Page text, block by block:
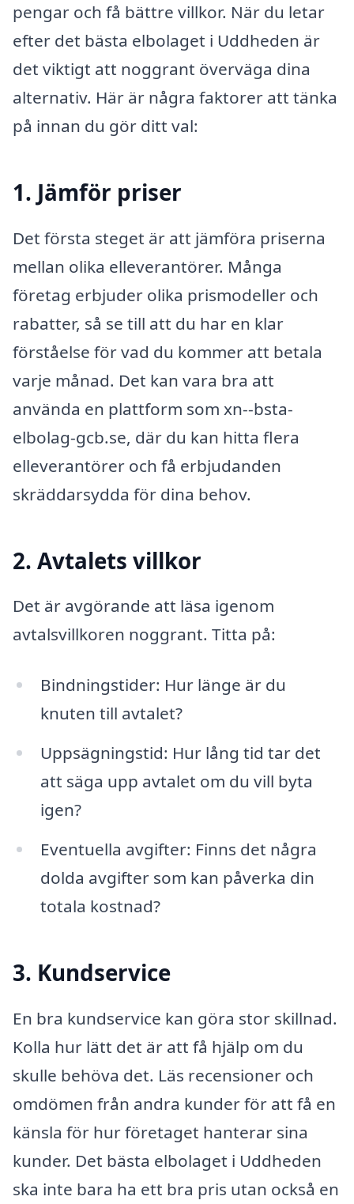
pengar och få bättre villkor. När du letar
efter det bästa elbolaget i Uddheden är
det viktigt att noggrant överväga dina
alternativ. Här är några faktorer att tänka
på innan du gör ditt val:
1. Jämför priser
Det första steget är att jämföra priserna
mellan olika elleverantörer. Många
företag erbjuder olika prismodeller och
rabatter, så se till att du har en klar
förståelse för vad du kommer att betala
varje månad. Det kan vara bra att
använda en plattform som xn--bsta-
elbolag-gcb.se, där du kan hitta flera
elleverantörer och få erbjudanden
skräddarsydda för dina behov.
2. Avtalets villkor
Det är avgörande att läsa igenom
avtalsvillkoren noggrant. Titta på:
Bindningstider: Hur länge är du
knuten till avtalet?
Uppsägningstid: Hur lång tid tar det
att säga upp avtalet om du vill byta
igen?
Eventuella avgifter: Finns det några
dolda avgifter som kan påverka din
totala kostnad?
3. Kundservice
En bra kundservice kan göra stor skillnad.
Kolla hur lätt det är att få hjälp om du
skulle behöva det. Läs recensioner och
omdömen från andra kunder för att få en
känsla för hur företaget hanterar sina
kunder. Det bästa elbolaget i Uddheden
ska inte bara ha ett bra pris utan också en